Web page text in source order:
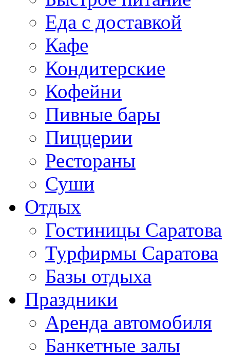
Еда с доставкой
Кафе
Кондитерские
Кофейни
Пивные бары
Пиццерии
Рестораны
Суши
Отдых
Гостиницы Саратова
Турфирмы Саратова
Базы отдыха
Праздники
Аренда автомобиля
Банкетные залы